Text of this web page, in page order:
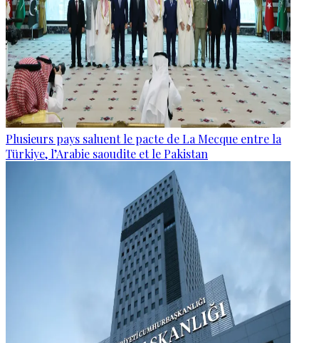
Plusieurs pays saluent le pacte de La Mecque entre la
Türkiye, l’Arabie saoudite et le Pakistan